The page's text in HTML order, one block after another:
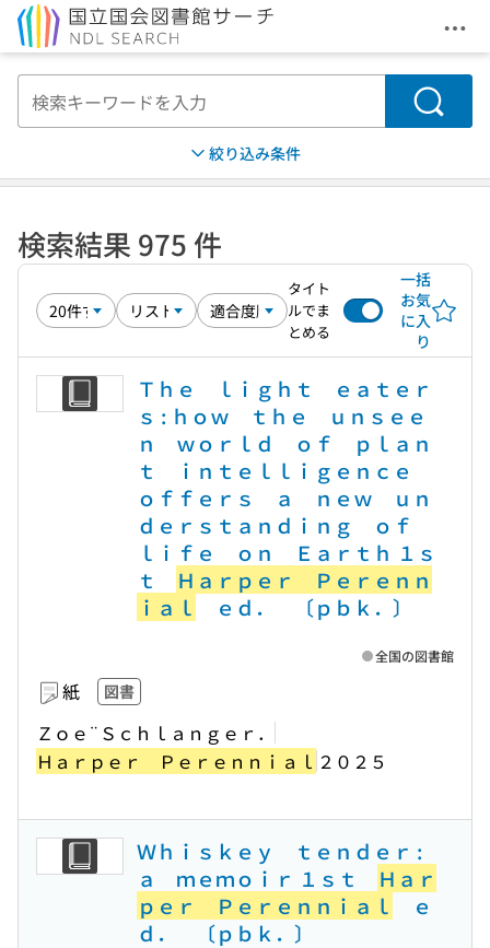
メ
検索
絞り込み条件
検索結果 975 件
タイト
ルでま
とめる
一括
お気
に入
り
Ｔｈｅ ｌｉｇｈｔ ｅａｔｅｒ
ｓ : ｈｏｗ ｔｈｅ ｕｎｓｅｅ
ｎ ｗｏｒｌｄ ｏｆ ｐｌａｎ
ｔ ｉｎｔｅｌｌｉｇｅｎｃｅ
ｏｆｆｅｒｓ ａ ｎｅｗ ｕｎ
ｄｅｒｓｔａｎｄｉｎｇ ｏｆ
ｌｉｆｅ ｏｎ Ｅａｒｔｈ １ｓ
ｔ
Ｈａｒｐｅｒ Ｐｅｒｅｎｎ
ｉａｌ
ｅｄ． 〔ｐｂｋ．〕
紙 図書
Ｚｏｅ¨Ｓｃｈｌａｎｇｅｒ．
Ｈａｒｐｅｒ Ｐｅｒｅｎｎｉａｌ ２０２５
全国の図書館
Ｗｈｉｓｋｅｙ ｔｅｎｄｅｒ :
ａ ｍｅｍｏｉｒ １ｓｔ
Ｈａｒ
ｐｅｒ Ｐｅｒｅｎｎｉａｌ
ｅ
ｄ． 〔ｐｂｋ．〕